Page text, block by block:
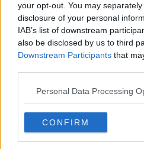
your opt-out. You may
disclosure of your personal
IAB’s list of downstream
also be disclosed by us to third
Downstream Participants that
Personal Data Processing
CONFIRM
Nuovi positivi per Comune della
Comune
Anghiari
9
Arezzo
114
18
Capolona
11
Caprese Michelangelo
Castel Focognano
4
Castel San Niccolò
4